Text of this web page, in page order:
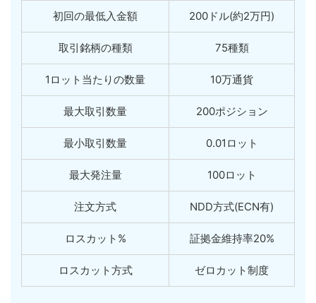
初回の最低入金額 200ドル(約2万円)
取引銘柄の種類 75種類
1ロット当たりの数量 10万通貨
最大取引数量 200ポジション
最小取引数量 0.01ロット
最大発注量 100ロット
注文方式 NDD方式(ECN有)
ロスカット% 証拠金維持率20%
ロスカット方式 ゼロカット制度